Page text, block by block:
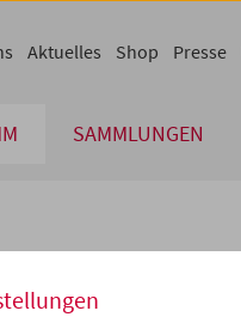
SAMMLUNGEN
Aktuelles Shop Presse